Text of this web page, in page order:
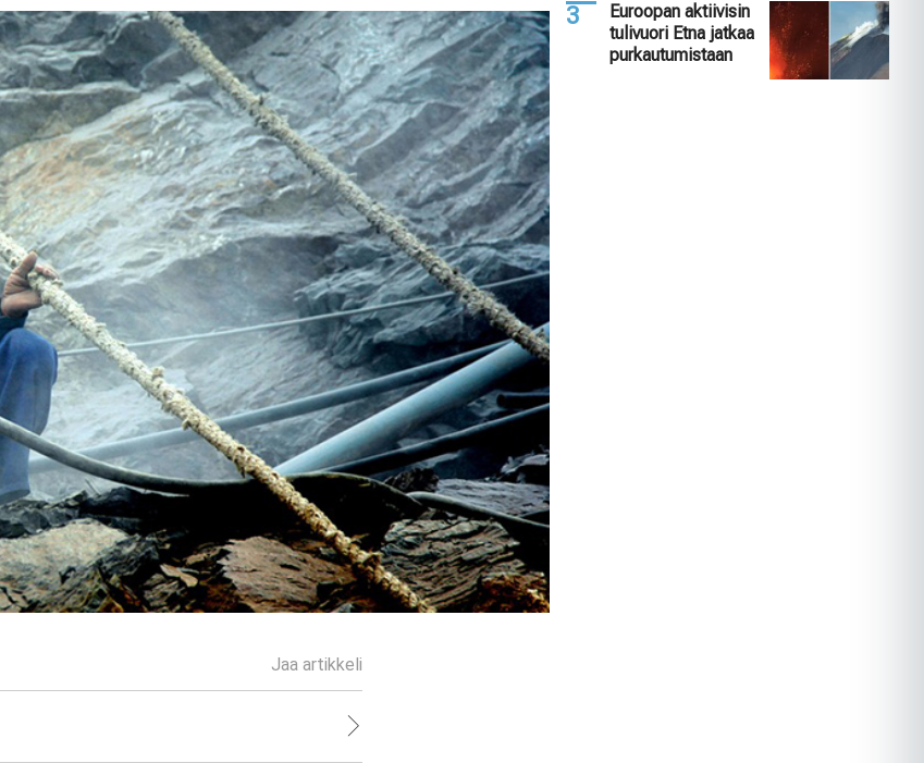
Jaa artikkeli
Euroopan aktiivisin
tulivuori Etna jatkaa
purkautumistaan